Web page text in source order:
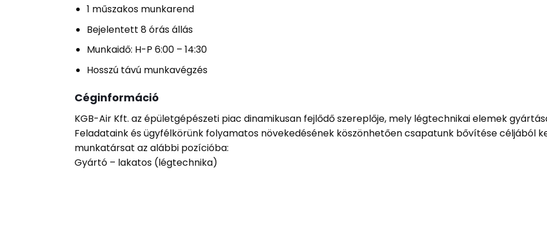
1 műszakos munkarend
Bejelentett 8 órás állás
Munkaidő: H-P 6:00 – 14:30
Hosszú távú munkavégzés
Céginformáció
KGB-Air Kft. az épületgépészeti piac dinamikusan fejlődő szereplője, mely légtechnikai elemek
Feladataink és ügyfélkörünk folyamatos növekedésének köszönhetően csapatunk bővítése céljából
munkatársat az alábbi pozícióba:
Gyártó – lakatos (légtechnika)